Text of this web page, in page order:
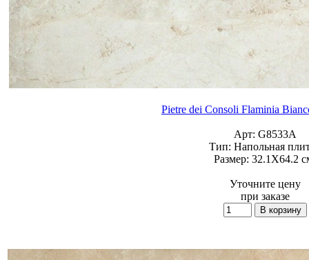
Pietre dei Consoli Flaminia
Арт: G8533A
Тип: Напольная
Размер: 32.1X64.2
Уточните цену
при заказе